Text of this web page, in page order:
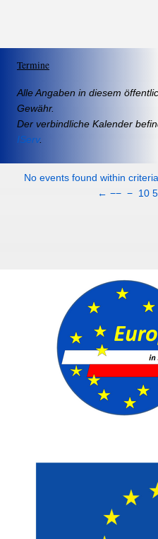
Termine
Alle Angaben in diesem
Gewähr.
Der verbindliche Kalender
IServ.
No events found within criteria
← −− − 10